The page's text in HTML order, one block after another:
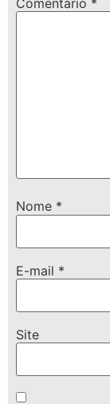
Nome *
E-mail *
Site